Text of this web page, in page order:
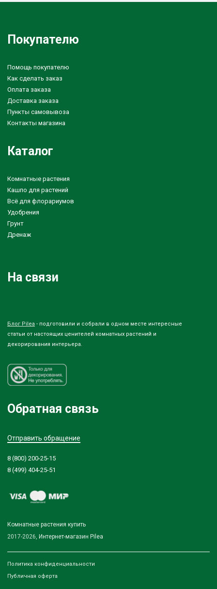
Покупателю
Помощь покупателю
Как сделать заказ
Оплата заказа
Доставка заказа
Пункты самовывоза
Контакты магазина
Каталог
Комнатные растения
Кашпо для растений
Всё для флорариумов
Удобрения
Грунт
Дренаж
На связи
Блог Pilea - подготовили и собрали в одном месте интересные
статьи от настоящих ценителей комнатных растений и
декорирования интерьера.
Обратная связь
Отправить обращение
8 (800) 200-25-15
8 (499) 404-25-51
Комнатные растения купить
2017-2026, Интернет-магазин Pilea
Политика конфиденциальности
Публичная оферта